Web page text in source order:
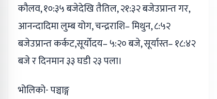
कौलव, १०:३५ बजेदेखि तैतिल, २१:३२ बजेउप्रान्त गर,
आनन्दादिमा लुम्ब योग, चन्द्रराशि– मिथुन, ८:५२
बजेउप्रान्त कर्कट,सूर्योदय– ५:२० बजे, सूर्यास्त– १८:४२
बजे र दिनमान ३३ घडी २३ पला।
भोलिको- पञ्चाङ्ग